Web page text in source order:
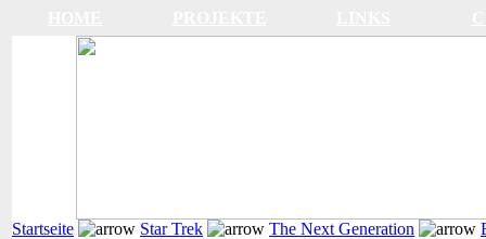
Startseite Star Trek The Next Generation